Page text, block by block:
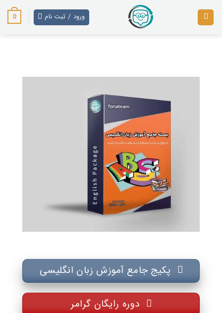
پرش
ورود / ثبت نام 0
پکیج جامع آموزش زبان انگلیسی
دوره رایگان گرامر